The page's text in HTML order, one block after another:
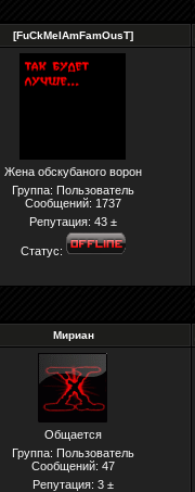
[FuCkMeIAmFamOusT]
Жена обскубаного ворон
Группа: Пользователь
Сообщений: 1737
Репутация: 43 ±
Статус:
Мириан
Общается
Группа: Пользователь
Сообщений: 47
Репутация: 3 ±